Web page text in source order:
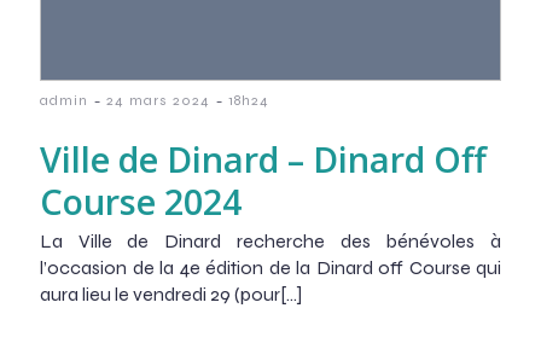
admin - 24 mars 2024 - 18h24
Ville de Dinard – Dinard Off
Course 2024
La Ville de Dinard recherche des bénévoles à
l’occasion de la 4e édition de la Dinard off Course qui
aura lieu le vendredi 29 (pour[…]